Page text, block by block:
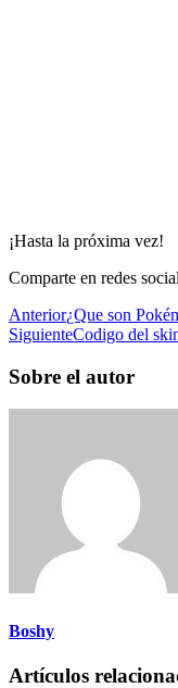
¡Hasta la próxima vez!
Comparte en redes
Anterior¿Que son
SiguienteCodigo del
Sobre el autor
Boshy
Artículos